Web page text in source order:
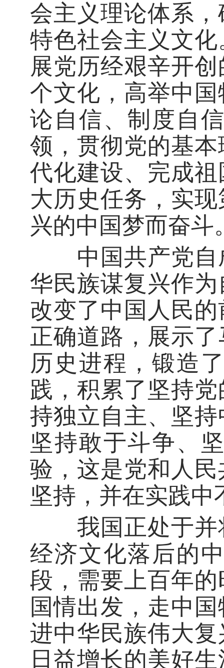
会主义理论体系
特色社会主义文
展党历经艰辛开
个文化，高举中
论自信、制度自
领，贯彻党的基
代化建设、完成
大历史任务，实
兴的中国梦而奋斗
中国共产党自
华民族谋复兴作
改变了中国人民
正确道路，展示
历史进程，锻造
践，积累了坚持
持独立自主、坚
坚持敢于斗争、
验，这是党和人
坚持，并在实践
我国正处于并
经济文化落后的
段，需要上百年
国情出发，走中
进中华民族伟大
日益增长的美好